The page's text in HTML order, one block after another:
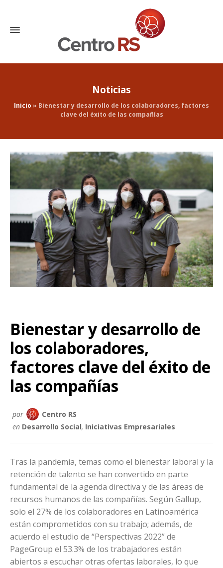
Noticias
Inicio » Bienestar y desarrollo de los colaboradores, factores
clave del éxito de las compañías
Bienestar y desarrollo de
los colaboradores,
factores clave del éxito de
las compañías
por
Centro RS
en Desarrollo Social, Iniciativas Empresariales
Tras la pandemia, temas como el bienestar laboral y la
retención de talento se han convertido en parte
fundamental de la agenda directiva y de las áreas de
recursos humanos de las compañías. Según Gallup,
solo el 27% de los colaboradores en Latinoamérica
están comprometidos con su trabajo; además, de
acuerdo el estudio de “Perspectivas 2022” de
PageGroup el 53.3% de los trabajadores están
abiertos a escuchar otras ofertas laborales, lo que